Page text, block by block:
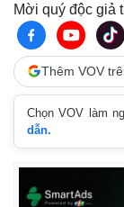
Vụ án
Mời quý độc giả
Thêm VOV
Chọn VOV làm
dẫn.